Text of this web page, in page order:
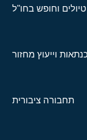
טיולים וחופש בחו"ל
וייעוץ מחזור
תחבורה ציבורית